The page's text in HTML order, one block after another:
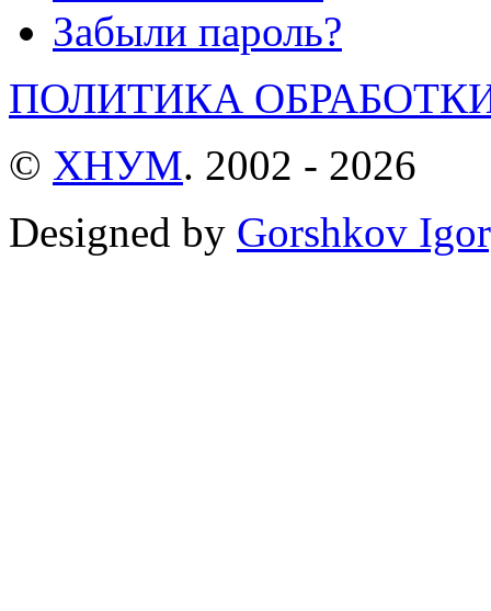
Забыли пароль?
ПОЛИТИКА
© ХНУМ. 2002 - 2026
Designed by Gorshkov Igor